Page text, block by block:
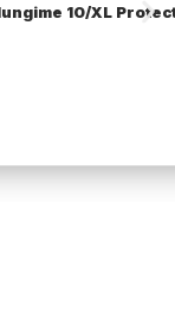
10/XL